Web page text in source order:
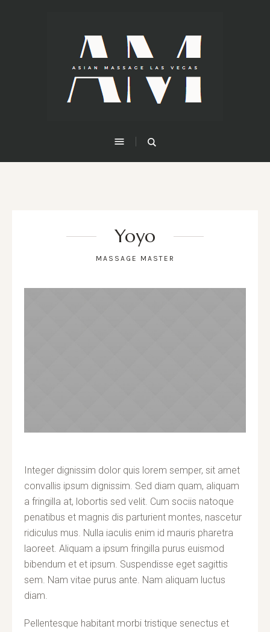
Yoyo
MASSAGE MASTER
Integer dignissim dolor quis lorem semper, sit amet
convallis ipsum dignissim. Sed diam quam, aliquam
a fringilla at, lobortis sed velit. Cum sociis natoque
penatibus et magnis dis parturient montes, nascetur
ridiculus mus. Nulla iaculis enim id mauris pharetra
laoreet. Aliquam a ipsum fringilla purus euismod
bibendum et et ipsum. Suspendisse eget sagittis
sem. Nam vitae purus ante. Nam aliquam luctus
diam.
Pellentesque habitant morbi tristique senectus et